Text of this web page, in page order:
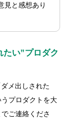
見と感想あり
い”プロダク
メ出しされた
プロダクトを大
ご連絡くださ